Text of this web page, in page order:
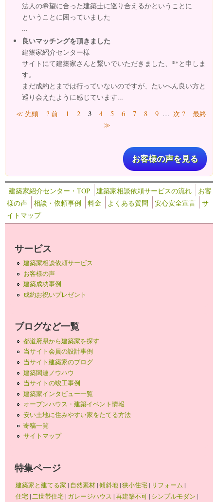
法人の希望に合った建築士に巡り合えるかということに
ということに困っていました
...
良いマッチングを頂きました
建築家紹介センター様
サイトにて建築家さんと繋いでいただきました、**と申しま
す。
まだ成約とまでは行っていないのですが、たいへん良い方と
巡り会えたように感じています...
ページ
≪ 先頭 ? 前 1 2 3 4 5 6 7 8 9 … 次 ?
最終
≫
お客様の声を見る
建築家紹介センター・TOP 建築家相談依頼サービスの流れ
お客
様の声
相談・依頼事例 料金 よくある質問 安心安全宣言
サ
イトマップ
サービス
建築家相談依頼サービス
お客様の声
建築成功事例
成約お祝いプレゼント
ブログなど一覧
都道府県から建築家を探す
当サイト会員の設計事例
当サイト建築家のブログ
建築関連ノウハウ
当サイトの竣工事例
建築家インタビュー一覧
オープンハウス・建築イベント情報
安い土地に住みやすい家をたてる方法
寄稿一覧
サイトマップ
特集ページ
建築家と建てる家 | 自然素材|傾斜地|狭小住宅| リフォーム |
住宅| 二世帯住宅| ガレージハウス |再建築不可| シンプルモダン |